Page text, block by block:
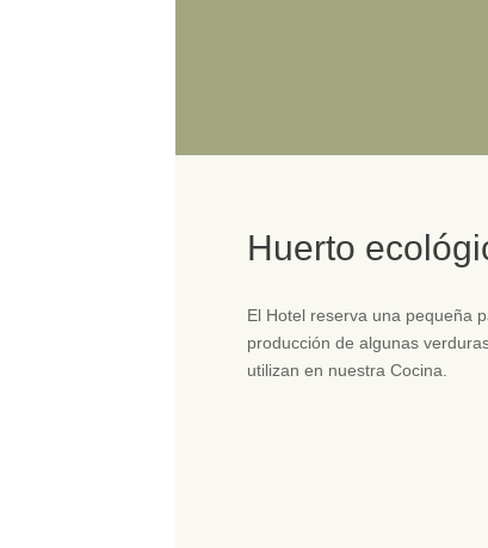
Huerto
El Hotel reserva una pequeña
producción de algunas
utilizan en nuestra Cocina.